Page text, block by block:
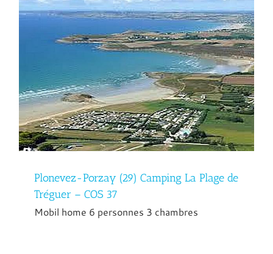
Plonevez-Porzay (29) Camping La Plage de
Tréguer – COS 37
Mobil home 6 personnes 3 chambres